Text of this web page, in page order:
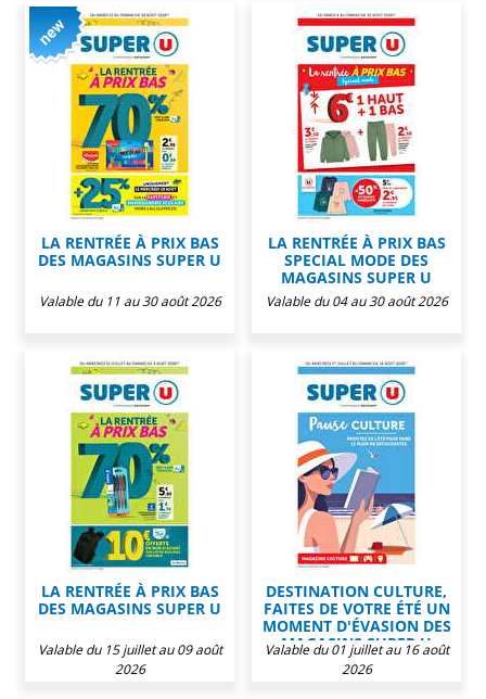
LA RENTRÉE À PRIX BAS
DES MAGASINS SUPER U
Valable du 11 au 30 août 2026
LA RENTRÉE À PRIX BAS
SPECIAL MODE DES
MAGASINS SUPER U
Valable du 04 au 30 août 2026
LA RENTRÉE À PRIX BAS
DES MAGASINS SUPER U
Valable du 15 juillet au 09 août
2026
DESTINATION CULTURE,
FAITES DE VOTRE ÉTÉ UN
MOMENT D'ÉVASION DES
MAGASINS SUPER U
Valable du 01 juillet au 16 août
2026